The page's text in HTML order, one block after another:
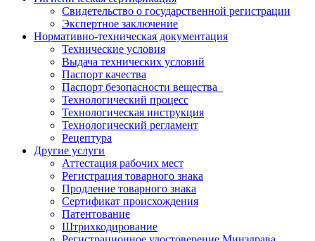
Свидетельство о государственной регистрации
Экспертное заключение
Нормативно-техническая документация
Технические условия
Выдача технических условий
Паспорт качества
Паспорт безопасности вещества
Технологический процесс
Технологическая инструкция
Технологический регламент
Рецептура
Другие услуги
Аттестация рабочих мест
Регистрация товарного знака
Продление товарного знака
Сертификат происхождения
Патентование
Штрихкодирование